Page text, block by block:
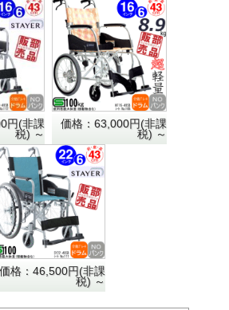
円(非課
税) ～
価格：63,000円(非課
税) ～
価格：46,500円(非課
税) ～